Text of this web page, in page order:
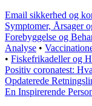
Email sikkerhed og
Symptomer, Årsager
Forebyggelse og
Analyse •
• Fiskefrikadeller og
Positiv coronatest:
Opdaterede
En Inspirerende